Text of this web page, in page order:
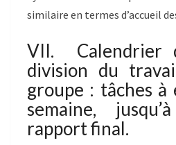
similaire en termes d’accueil
VII. Calendrier
division du
groupe : tâches
semaine,
rapport final.